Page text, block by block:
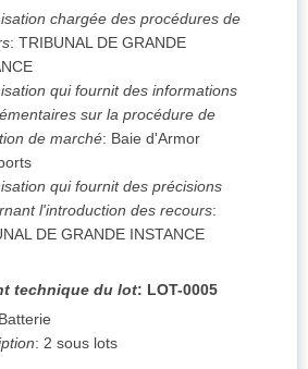
chargée des procédures de
: TRIBUNAL DE GRANDE
qui fournit des informations
sur la procédure de
de marché: Baie d'Armor
qui fournit des précisions
l'introduction des recours:
DE GRANDE INSTANCE
technique du lot: LOT-0005
Batterie
: 2 sous lots